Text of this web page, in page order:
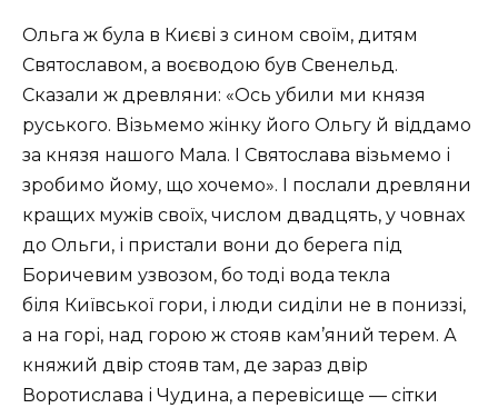
Ольга ж була в Києві з сином своїм, дитям
Святославом, а воєводою був Свенельд.
Сказали ж древляни: «Ось убили ми князя
руського. Візьмемо жінку його Ольгу й віддамо
за князя нашого Мала. І Святослава візьмемо і
зробимо йому, що хочемо». І послали древляни
кращих мужів своїх, числом двадцять, у човнах
до Ольги, і пристали вони до берега під
Боричевим узвозом, бо тоді вода текла
біля Київської гори, і люди сиділи не в пониззі,
а на горі, над горою ж стояв кам’яний терем. А
княжий двір стояв там, де зараз двір
Воротислава і Чудина, а перевісище — сітки